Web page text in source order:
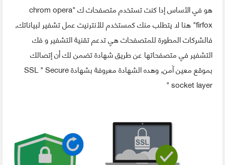
هو في الأساس إدا كنت تستخدم متصفحات ك "chrom opera
firfox" هنا لا يتطلب منك كمستخدم للأنترنيت عمل تشفير لبياناتك,
فالشركات المطورة للمتصفحات هي تدعم تقنية التشفير و فك
التشفير في متصفحاتها عن طريق شهادة تضمن لك أن إتصالك
بموقع معين آمن, وهده الشهادة معروفة بشهادة SSL " Secure
socket layer "